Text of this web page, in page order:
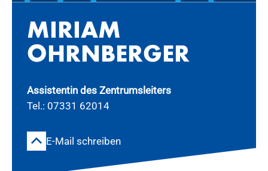
MI­RI­AM
OHRN­BER­GER
Assistentin des Zentrumsleiters
Tel.: 07331 62014
E-Mail schreiben